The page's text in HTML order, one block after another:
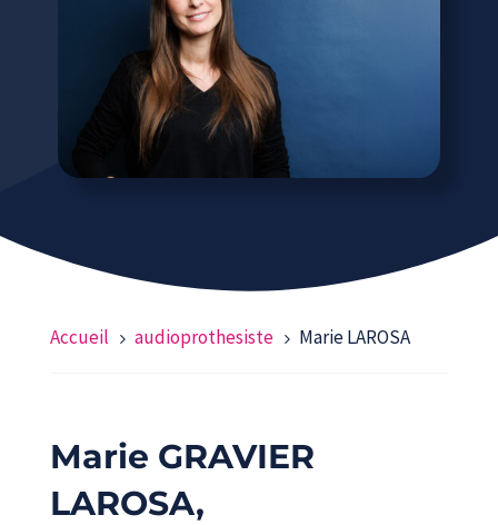
Accueil 5 audioprothesiste 5 Marie LAROSA
Marie GRAVIER
LAROSA,